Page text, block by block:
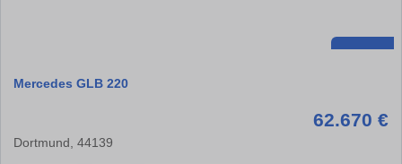
Mercedes GLB 220
62.670 €
Dortmund, 44139